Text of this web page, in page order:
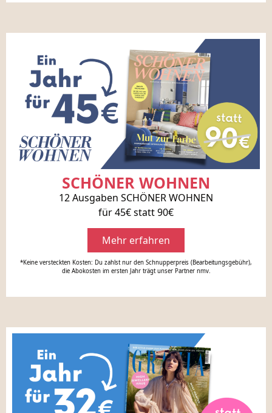
SCHÖNER WOHNEN
12 Ausgaben SCHÖNER WOHNEN
für 45€ statt 90€
Mehr erfahren
*Keine versteckten Kosten: Du zahlst nur den Schnupperpreis (Bearbeitungsgebühr),
die Abokosten im ersten Jahr trägt unser Partner nmv.